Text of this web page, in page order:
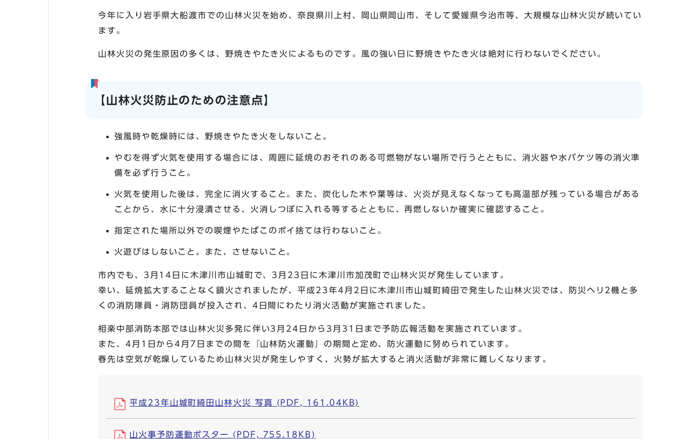
今年に入り岩手県大船渡市での山林火災を始め、奈良県川上村、岡山県岡山市、そして愛媛県今治市等、大規模な山林火災が続いてい
ます。
山林火災の発生原因の多くは、野焼きやたき火によるものです。風の強い日に野焼きやたき火は絶対に行わないでください。
【山林火災防止のための注意点】
強風時や乾燥時には、野焼きやたき火をしないこと。
やむを得ず火気を使用する場合には、周囲に延焼のおそれのある可燃物がない場所で行うとともに、消火器や水バケツ等の消火準
備を必ず行うこと。
火気を使用した後は、完全に消火すること。また、炭化した木や葉等は、火炎が見えなくなっても高温部が残っている場合がある
ことから、水に十分浸漬させる、火消しつぼに入れる等するとともに、再燃しないか確実に確認すること。
指定された場所以外での喫煙やたばこのポイ捨ては行わないこと。
火遊びはしないこと。また、させないこと。
市内でも、3月14日に木津川市山城町で、3月23日に木津川市加茂町で山林火災が発生しています。
幸い、延焼拡大することなく鎮火されましたが、平成23年4月2日に木津川市山城町綺田で発生した山林火災では、防災ヘリ2機と多
くの消防隊員・消防団員が投入され、4日間にわたり消火活動が実施されました。
相楽中部消防本部では山林火災多発に伴い3月24日から3月31日まで予防広報活動を実施されています。
また、4月1日から4月7日までの間を『山林防火運動』の期間と定め、防火運動に努められています。
春先は空気が乾燥しているため山林火災が発生しやすく、火勢が拡大すると消火活動が非常に難しくなります。
平成23年山城町綺田山林火災 写真 (PDF, 161.04KB)
山火事予防運動ポスター (PDF, 755.18KB)